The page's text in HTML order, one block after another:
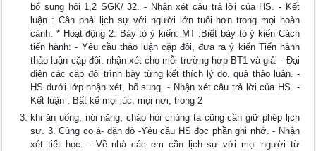
bổ sung hỏi 1,2 SGK/ 32. - Nhận xét câu trả lời của HS. - Kết
luận : Cần phải lịch sự với người lớn tuổi hơn trong mọi hoàn
cảnh. * Hoạt động 2: Bày tỏ ý kiến: MT :Biết bày tỏ ý kiến Cách
tiến hành: - Yêu cầu thảo luận cặp đôi, đưa ra ý kiến Tiến hành
thảo luận cặp đôi. nhận xét cho mỗi trường hợp BT1 và giải - Đại
diện các cặp đôi trình bày từng kết thích lý do. quả thảo luận. -
HS dưới lớp nhận xét, bổ sung. - Nhận xét câu trả lời của HS. -
Kết luận : Bất kể mọi lúc, mọi nơi, trong 2
khi ăn uống, nói năng, chào hỏi chúng ta cũng cần giữ phép lịch
sự. 3. Củng co á- dặn dò -Yêu cầu HS đọc phần ghi nhớ. - Nhận
xét tiết học. - Về nhà các em cần lịch sự với mọi người từ